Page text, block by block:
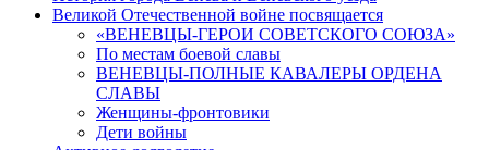
Великой Отечественной войне посвящается
«ВЕНЕВЦЫ-ГЕРОИ СОВЕТСКОГО СОЮЗА»
По местам боевой славы
ВЕНЕВЦЫ-ПОЛНЫЕ КАВАЛЕРЫ ОРДЕНА
СЛАВЫ
Женщины-фронтовики
Дети войны